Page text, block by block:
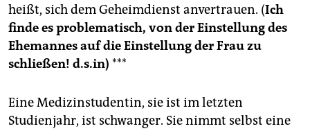
heißt, sich dem Geheimdienst anvertrauen. (Ich
finde es problematisch, von der Einstellung des
Ehemannes auf die Einstellung der Frau zu
schließen! d.s.in) ***
Eine Medizinstudentin, sie ist im letzten
Studienjahr, ist schwanger. Sie nimmt selbst eine